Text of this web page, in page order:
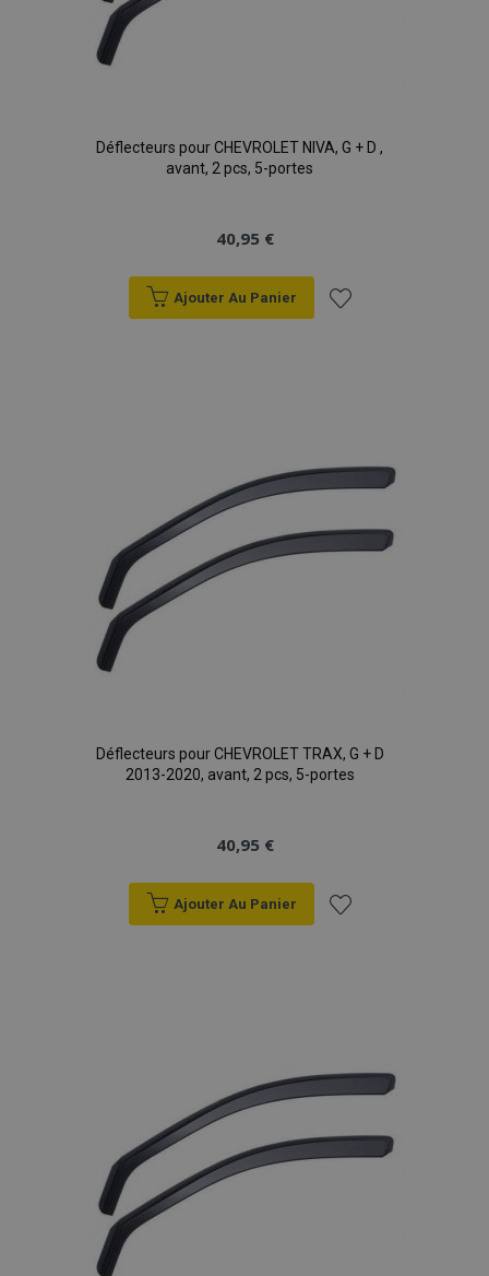
Déflecteurs pour CHEVROLET NIVA, G + D ,
avant, 2 pcs, 5-portes
40,95 €
Ajouter Au Panier
d'achats
Déflecteurs pour CHEVROLET TRAX, G + D
2013-2020, avant, 2 pcs, 5-portes
40,95 €
Ajouter Au Panier
d'achats